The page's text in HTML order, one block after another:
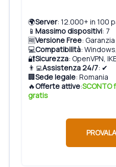
🌍Server: 12.000+ in 100
📱 Massimo dispositivi: 7
🆓Versione Free:
💻Compatibilità:
🔐Sicurezza: OpenVPN,
👨‍💻Assistenza 24/7: ✔
🏢Sede legale: Romania
🔥Offerte attive:SCONTO
gratis